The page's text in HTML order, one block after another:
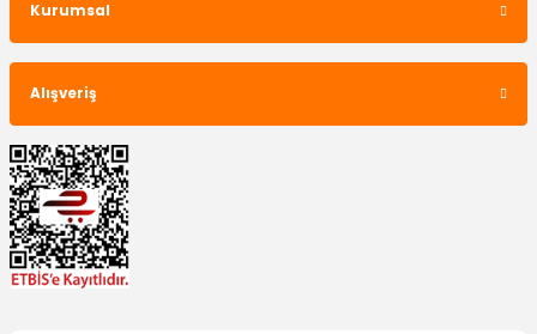
Kurumsal
Alışveriş